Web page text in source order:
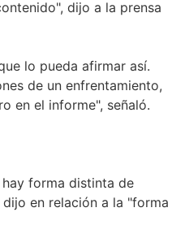
dijo a la prensa
lo pueda afirmar así.
de un enfrentamiento,
en el informe", señaló.
forma distinta de
en relación a la "forma